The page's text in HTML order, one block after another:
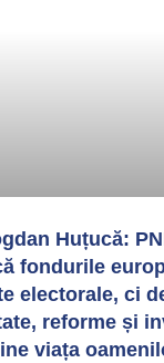
Huțucă:
fondurile
electorale, ci
reforme și
viața